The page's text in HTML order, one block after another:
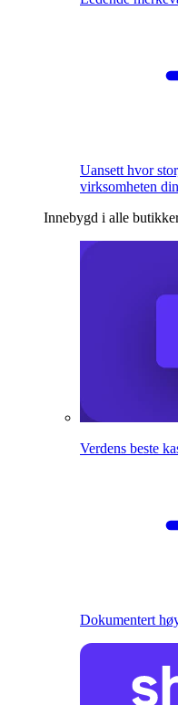
Uansett hvor
virksomheten
Innebygd i alle
Verdens beste
Dokumentert